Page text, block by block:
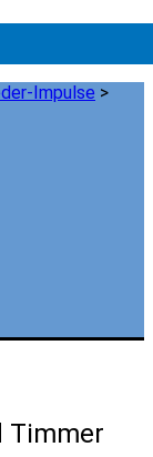
Impulse >
Timmer